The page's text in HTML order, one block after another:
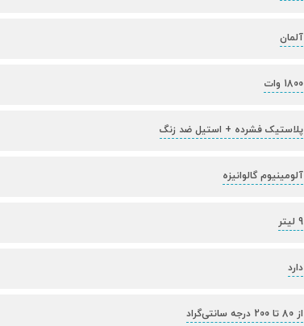
آلمان
1800 وات
پلاستیک فشرده + استیل ضد زنگ
آلومینیوم گالوانیزه
9 لیتر
دارد
از 80 تا 200 درجه سانتی‌گراد